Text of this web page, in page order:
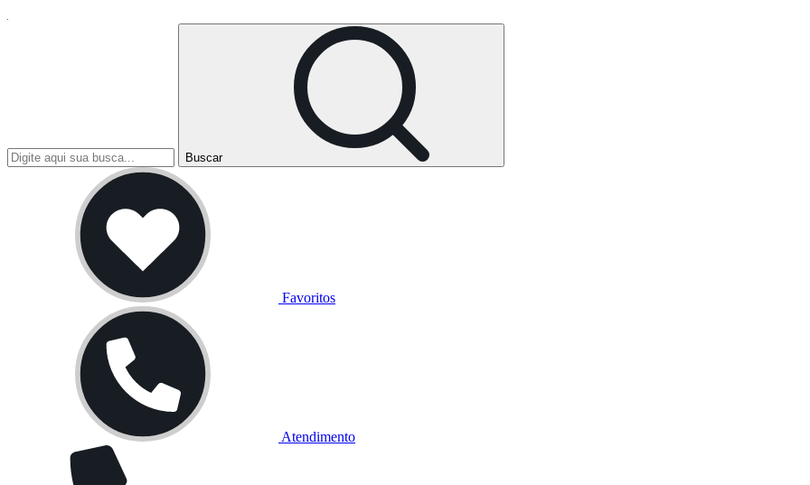
Buscar
Favoritos
Atendimento